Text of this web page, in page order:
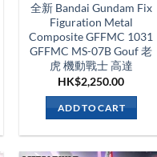
全新 Bandai Gundam Fix
Figuration Metal
Composite GFFMC 1031
GFFMC MS-07B Gouf 老
虎 機動戰士 高達
HK$2,250.00
ADD TO CART